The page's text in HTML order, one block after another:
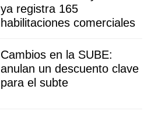
ya registra 165
habilitaciones comerciales
Cambios en la SUBE:
anulan un descuento clave
para el subte